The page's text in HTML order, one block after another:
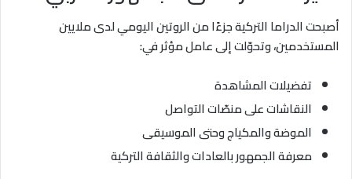
أصبحت الدراما التركية جزءًا من الروتين اليومي لدى ملايين
المستخدمين، وتحوّلت إلى عامل مؤثر في:
تفضيلات المشاهدة
النقاشات على منصّات التواصل
الموضة والمكياج وحتى الموسيقى
معرفة الجمهور بالعادات والثقافة التركية